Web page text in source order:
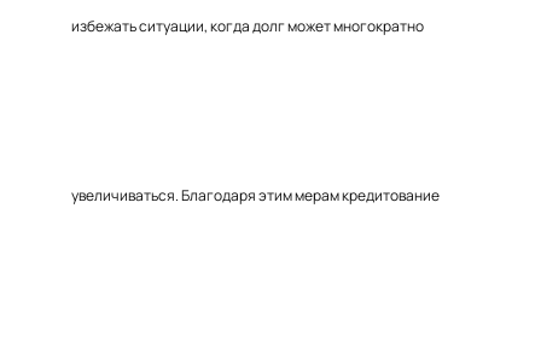
избежать ситуации, когда долг может многократно
увеличиваться. Благодаря этим мерам кредитование